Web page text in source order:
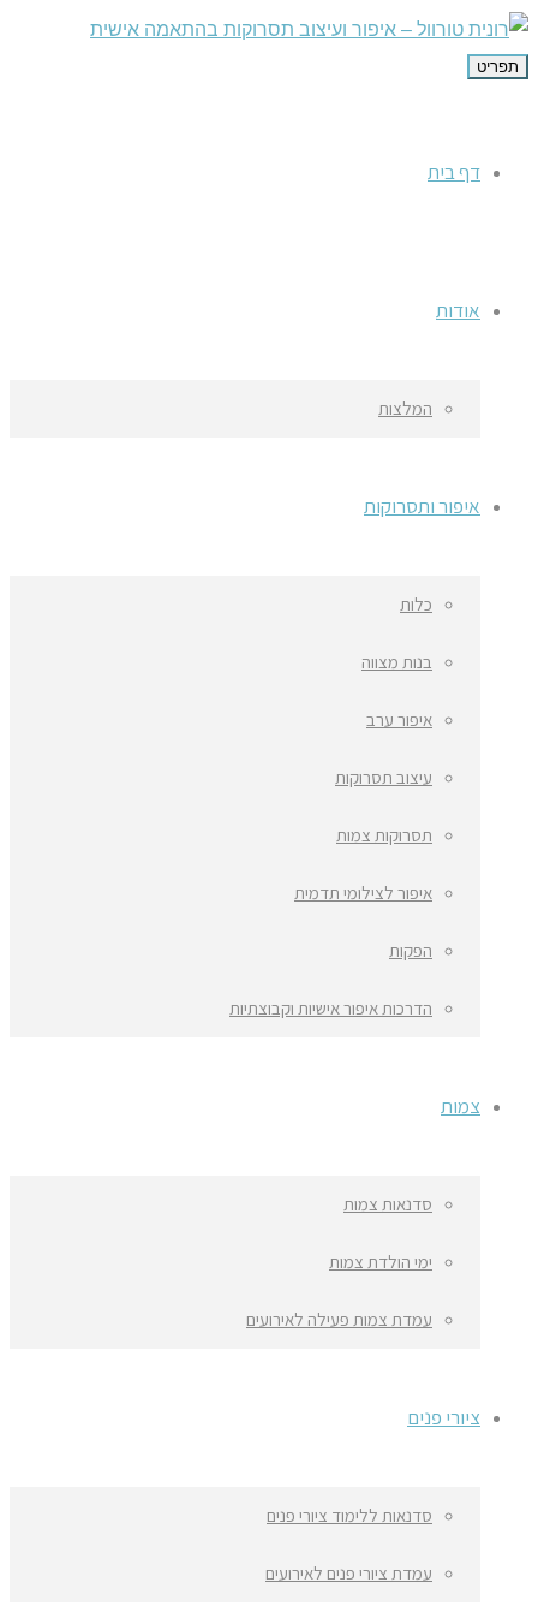
תפריט
דף בית
אודות
המלצות
איפור ותסרוקות
כלות
בנות מצווה
איפור ערב
עיצוב תסרוקות
תסרוקות צמות
איפור לצילומי תדמית
הפקות
הדרכות איפור אישיות וקבוצתיות
צמות
סדנאות צמות
ימי הולדת צמות
עמדת צמות פעילה לאירועים
ציורי פנים
סדנאות ללימוד ציורי פנים
עמדת ציורי פנים לאירועים